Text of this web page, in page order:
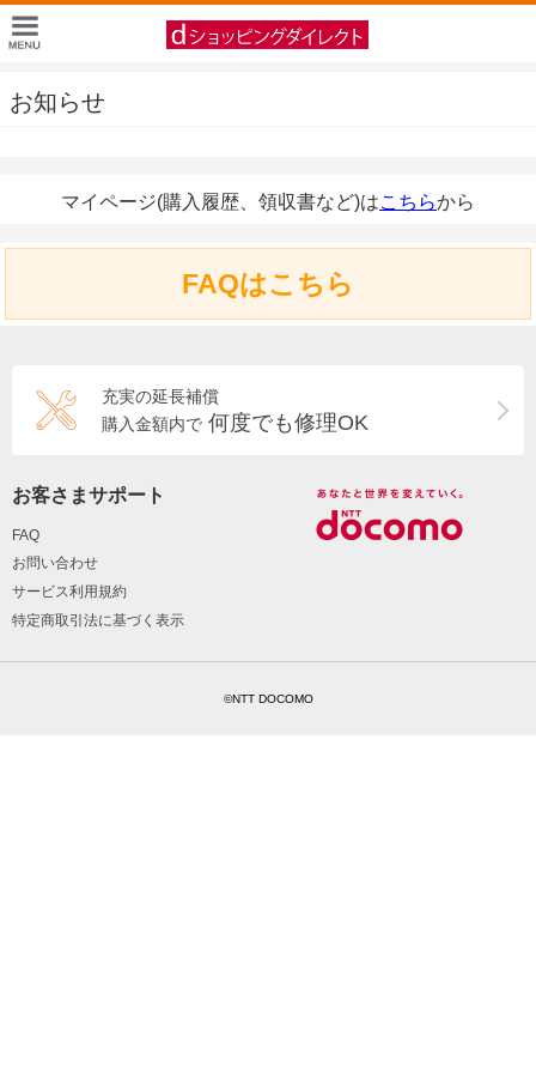
お知らせ
マイページ(購入履歴、領収書など)はこちらから
FAQはこちら
充実の延長補償
購入金額内で 何度でも修理OK
お客さまサポート
FAQ
お問い合わせ
サービス利用規約
特定商取引法に基づく表示
©NTT DOCOMO